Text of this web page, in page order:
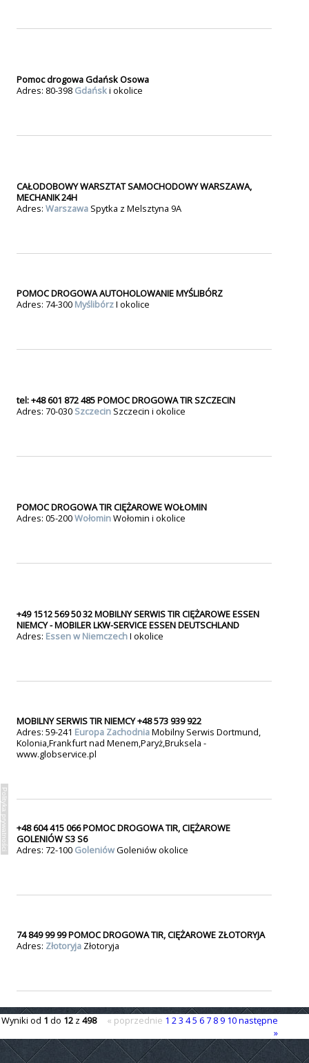
Pomoc drogowa Gdańsk Osowa
Adres: 80-398 Gdański okolice
CAŁODOBOWY WARSZTAT SAMOCHODOWY WARSZAWA,
MECHANIK 24H
Adres: Warszawa Spytka z Melsztyna 9A
POMOC DROGOWA AUTOHOLOWANIE MYŚLIBÓRZ
Adres: 74-300 MyślibórzI okolice
tel: +48 601 872 485 POMOC DROGOWA TIR SZCZECIN
Adres: 70-030 Szczecin Szczecin i okolice
POMOC DROGOWA TIR CIĘŻAROWE WOŁOMIN
Adres: 05-200WołominWołomin i okolice
+49 1512 569 50 32 MOBILNY SERWIS TIR CIĘŻAROWE ESSEN
NIEMCY - MOBILER LKW-SERVICE ESSEN DEUTSCHLAND
Adres: Essen w NiemczechI okolice
MOBILNY SERWIS TIR NIEMCY +48 573 939 922
Adres: 59-241 Europa ZachodniaMobilny Serwis Dortmund,
Kolonia,Frankfurt nad Menem,Paryż,Bruksela -
www.globservice.pl
+48 604 415 066 POMOC DROGOWA TIR, CIĘŻAROWE
GOLENIÓW S3 S6
Adres: 72-100 GoleniówGoleniów okolice
74 849 99 99 POMOC DROGOWA TIR, CIĘŻAROWE ZŁOTORYJA
Adres: Złotoryja Złotoryja
Wyniki od 1 do 12 z498 « poprzednie 12345 6 7 8 9 10następne
»
Polityka prywatności